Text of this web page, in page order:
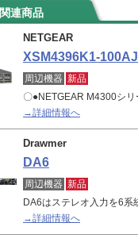
関連商品
NETGEAR
XSM4396K1-
周辺機器 新品
〇●NETGEAR M4300シ
→詳細情報へ
Drawmer
DA6
周辺機器 新品
DA6はステレオ入力を6
→詳細情報へ